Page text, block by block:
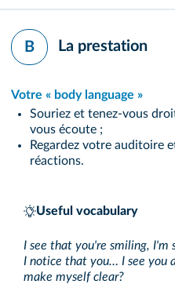
B La prestation
Votre « body language »
Souriez et tenez-vous
vous écoute ;
Regardez votre auditoire
réactions.
Useful vocabulary
I see that you're smiling,
I notice that you… I see you
make myself clear?